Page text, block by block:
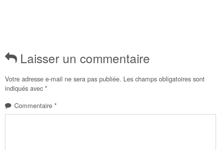
Laisser un commentaire
Votre adresse e-mail ne sera pas publiée. Les champs obligatoires sont
indiqués avec *
Commentaire *